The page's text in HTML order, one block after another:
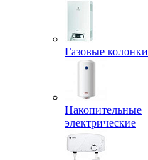
Газовые колонки
Накопительные
электрические